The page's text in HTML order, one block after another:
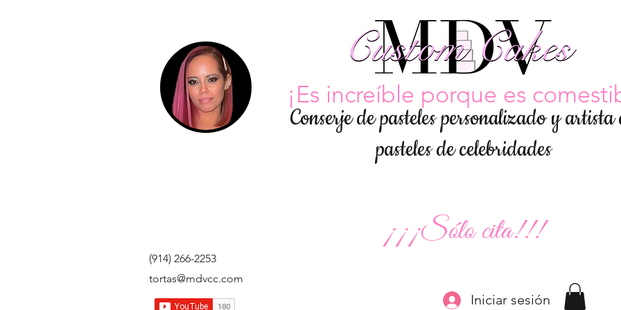
¡Es increíble porque es
Conserje de pasteles personalizado y artista
pasteles de celebridades
¡¡¡Sólo cita!!!
(914) 266-2253
tortas@mdvcc.com
Iniciar sesión